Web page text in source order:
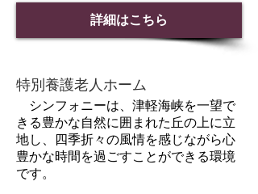
詳細はこちら
特別養護老人ホーム
シンフォニーは、津軽海峡を一望で
きる豊かな自然に囲まれた丘の上に立
地し、四季折々の風情を感じながら心
豊かな時間を過ごすことができる環境
です。